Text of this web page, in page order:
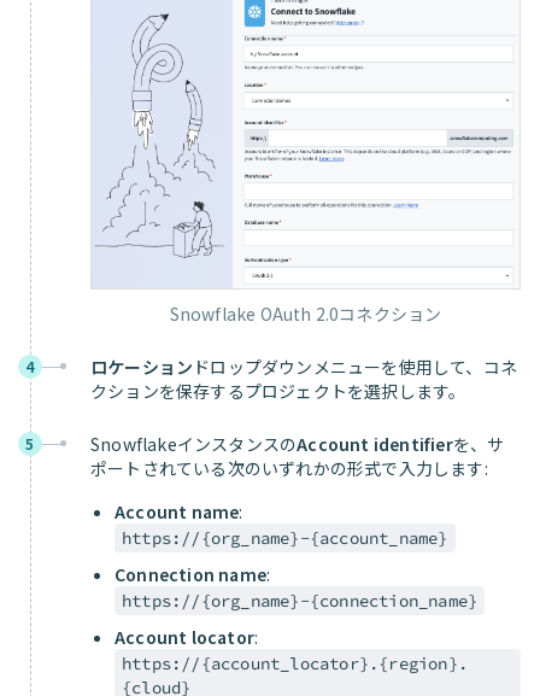
Snowflake OAuth 2.0コネクション
4 ロケーション ドロップダウンメニューを使用して、コネ
クションを保存するプロジェクトを選択します。
5 SnowflakeインスタンスのAccount identifierを、サ
ポートされている次のいずれかの形式で入力します:
Account name:
https://{org_name}-{account_name}
Connection name:
https://{org_name}-{connection_name}
Account locator:
https://{account_locator}.{region}.
{cloud}